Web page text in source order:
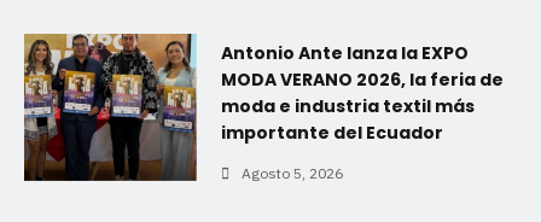
Antonio Ante lanza la EXPO
MODA VERANO 2026, la feria de
moda e industria textil más
importante del Ecuador
Agosto 5, 2026